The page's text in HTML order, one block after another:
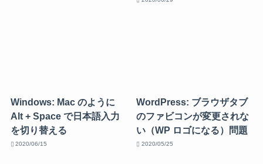
Windows: Mac のように
Alt + Space で日本語入力
を切り替える
2020/06/15
WordPress: ブラウザタブ
のファビコンが変更されな
い（WP ロゴになる）問題
2020/05/25